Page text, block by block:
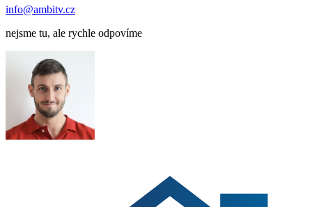
info@ambitv.cz
nejsme tu, ale rychle odpovíme